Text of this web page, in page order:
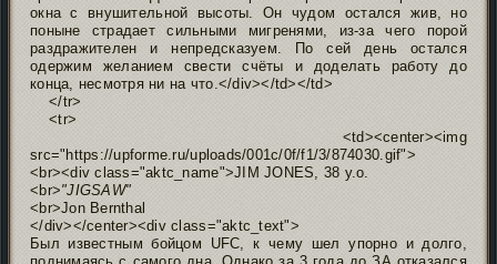
окна с внушительной высоты. Он чудом остался жив, но
поныне страдает сильными мигренями, из-за чего порой
раздражителен и непредсказуем. По сей день остался
одержим желанием свести счёты и доделать работу до
конца, несмотря ни на что.</div></td></td>
</tr>
<tr>
<td><center><img
src="https://upforme.ru/uploads/001c/0f/f1/3/874030.gif">
<br><div class="aktc_name">JIM JONES, 38 y.o.
<br>"JIGSAW"
<br>Jon Bernthal
</div></center><div class="aktc_text">
Был известным бойцом UFC, к чему шел упорно и долго,